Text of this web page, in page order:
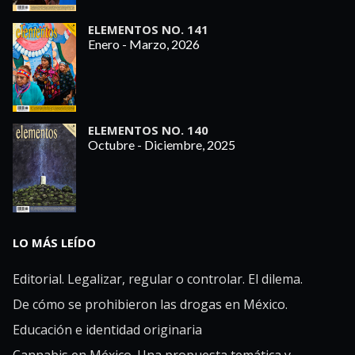
ELEMENTOS NO. 141
Enero - Marzo, 2026
ELEMENTOS NO. 140
Octubre - Diciembre, 2025
LO MÁS LEÍDO
Editorial. Legalizar, regular o controlar. El dilema.
De cómo se prohibieron las drogas en México.
Educación e identidad originaria